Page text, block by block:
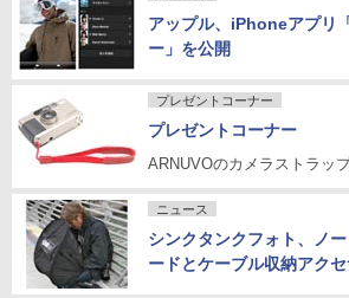
アップル、iPhoneアプリ
ー」を公開
プレゼントコーナー
プレゼントコーナー
ARNUVOのカメラストラッ
ニュース
シンクタンクフォト、ノ
ードとケーブル収納アク